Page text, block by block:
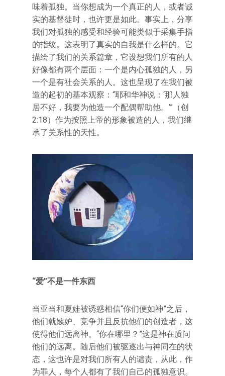
味着孤独。当你想成为一个真正的人，或者诚
实的基督徒时，也许更是如此。事实上，分享
我们对孤独的感受和经验可能类似于采集手指
的指纹。这表明了真实的自我是什么样的。它
描绘了我们的关系篇章，它设想我们所有的人
好像都有两个层面：一个是内心孤独的人，另
一个是有社会关系的人。这也呈现了在我们被
造的起初的基本观察：“耶和华神说：‘那人独
居不好，我要为他造一个配偶帮助他。’”（创
2:18）作为按照上帝的形象被造的人，我们继
承了关系性的天性。
“爱”不是一件东西
当亚当和夏娃被诱惑相信“你们便如神”之后，
他们就嫉妒、竞争并且反抗他们的创造者，这
使得他们远离神。“你在哪里？”这是神在质问
他们的远离。随后他们被驱逐出与神同在的状
态，这也许是对我们所有人的谴责，从此，作
为罪人，每个人都有了我们自己的孤独意识。